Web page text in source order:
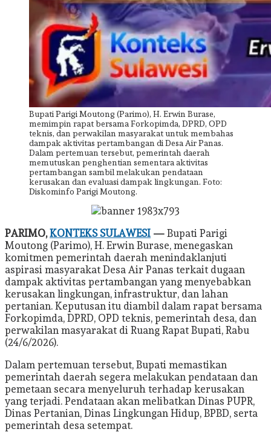
Bupati Parigi Moutong (Parimo), H. Erwin Burase,
memimpin rapat bersama Forkopimda, DPRD, OPD
teknis, dan perwakilan masyarakat untuk membahas
dampak aktivitas pertambangan di Desa Air Panas.
Dalam pertemuan tersebut, pemerintah daerah
memutuskan penghentian sementara aktivitas
pertambangan sambil melakukan pendataan
kerusakan dan evaluasi dampak lingkungan. Foto:
Diskominfo Parigi Moutong.
PARIMO,KONTEKS SULAWESI — Bupati Parigi
Moutong (Parimo), H. Erwin Burase, menegaskan
komitmen pemerintah daerah menindaklanjuti
aspirasi masyarakat Desa Air Panas terkait dugaan
dampak aktivitas pertambangan yang menyebabkan
kerusakan lingkungan, infrastruktur, dan lahan
pertanian. Keputusan itu diambil dalam rapat bersama
Forkopimda, DPRD, OPD teknis, pemerintah desa, dan
perwakilan masyarakat di Ruang Rapat Bupati, Rabu
(24/6/2026).
Dalam pertemuan tersebut, Bupati memastikan
pemerintah daerah segera melakukan pendataan dan
pemetaan secara menyeluruh terhadap kerusakan
yang terjadi. Pendataan akan melibatkan Dinas PUPR,
Dinas Pertanian, Dinas Lingkungan Hidup, BPBD, serta
pemerintah desa setempat.